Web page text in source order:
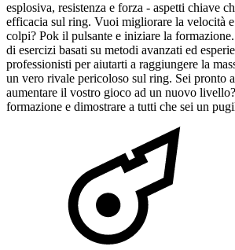
esplosiva, resistenza e forza - aspetti chiave
efficacia sul ring. Vuoi migliorare la velocità
colpi? Pok il pulsante e iniziare la
di esercizi basati su metodi avanzati ed
professionisti per aiutarti a raggiungere la
un vero rivale pericoloso sul ring. Sei pronto
aumentare il vostro gioco ad un nuovo
formazione e dimostrare a tutti che sei un